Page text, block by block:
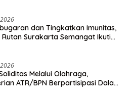
dan Tingkatkan Imunitas,
Rutan Surakarta Semangat Ikuti
Melalui Olahraga,
ATR/BPN Berpartisipasi Dalam